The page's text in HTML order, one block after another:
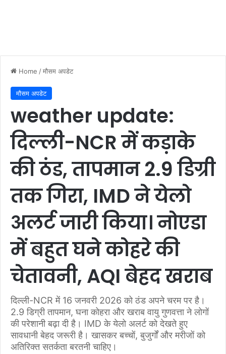
Home /मौसम अपडेट
मौसम अपडेट
weather update:
दिल्ली-NCR में कड़ाके
की ठंड, तापमान 2.9 डिग्री
तक गिरा, IMD ने येलो
अलर्ट जारी किया। नोएडा
में बहुत घने कोहरे की
चेतावनी, AQI बेहद खराब
दिल्ली-NCR में 16 जनवरी 2026 को ठंड अपने चरम पर है।
2.9 डिग्री तापमान, घना कोहरा और खराब वायु गुणवत्ता ने लोगों
की परेशानी बढ़ा दी है। IMD के येलो अलर्ट को देखते हुए
सावधानी बेहद जरूरी है। खासकर बच्चों, बुजुर्गों और मरीजों को
अतिरिक्त सतर्कता बरतनी चाहिए।